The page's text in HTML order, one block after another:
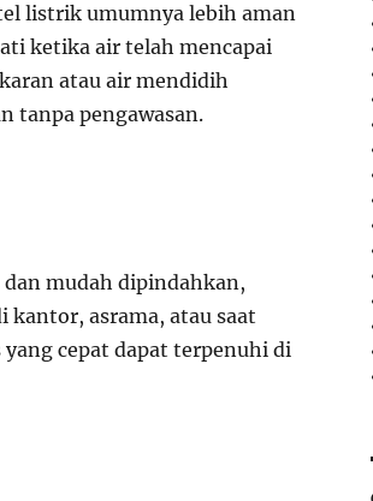
listrik umumnya lebih aman
ketika air telah mencapai
atau air mendidih
tanpa pengawasan.
mudah dipindahkan,
asrama, atau saat
cepat dapat terpenuhi di